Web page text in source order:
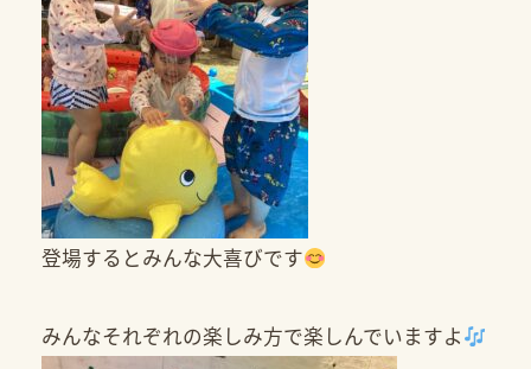
登場するとみんな大喜びです
みんなそれぞれの楽しみ方で楽しんでいますよ